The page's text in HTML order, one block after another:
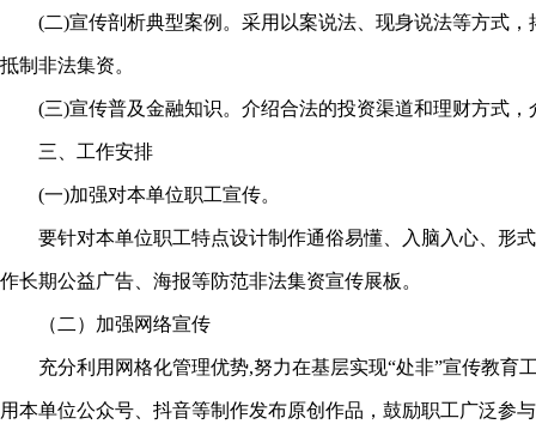
(二)宣传剖析典型案例。采用以案说法、现身说法等方式，
抵制非法集资。
(三)宣传普及金融知识。介绍合法的投资渠道和理财方式，
三、工作安排
(一)加强对本单位职工宣传。
要针对本单位职工特点设计制作通俗易懂、入脑入心、形式
作长期公益广告、海报等防范非法集资宣传展板。
（二）加强网络宣传
充分利用网格化管理优势,努力在基层实现“处非”宣传教育
用本单位公众号、抖音等制作发布原创作品，鼓励职工广泛参